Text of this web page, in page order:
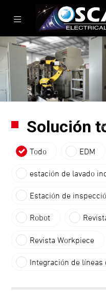
Solución
Todo EDM
estación de lavado
Estación de
Robot
Revista Workpiece
Integración de